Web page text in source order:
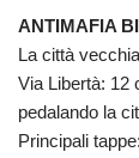
ANTIMAFIA
La città
Via Libertà: 12
pedalando la
Principali